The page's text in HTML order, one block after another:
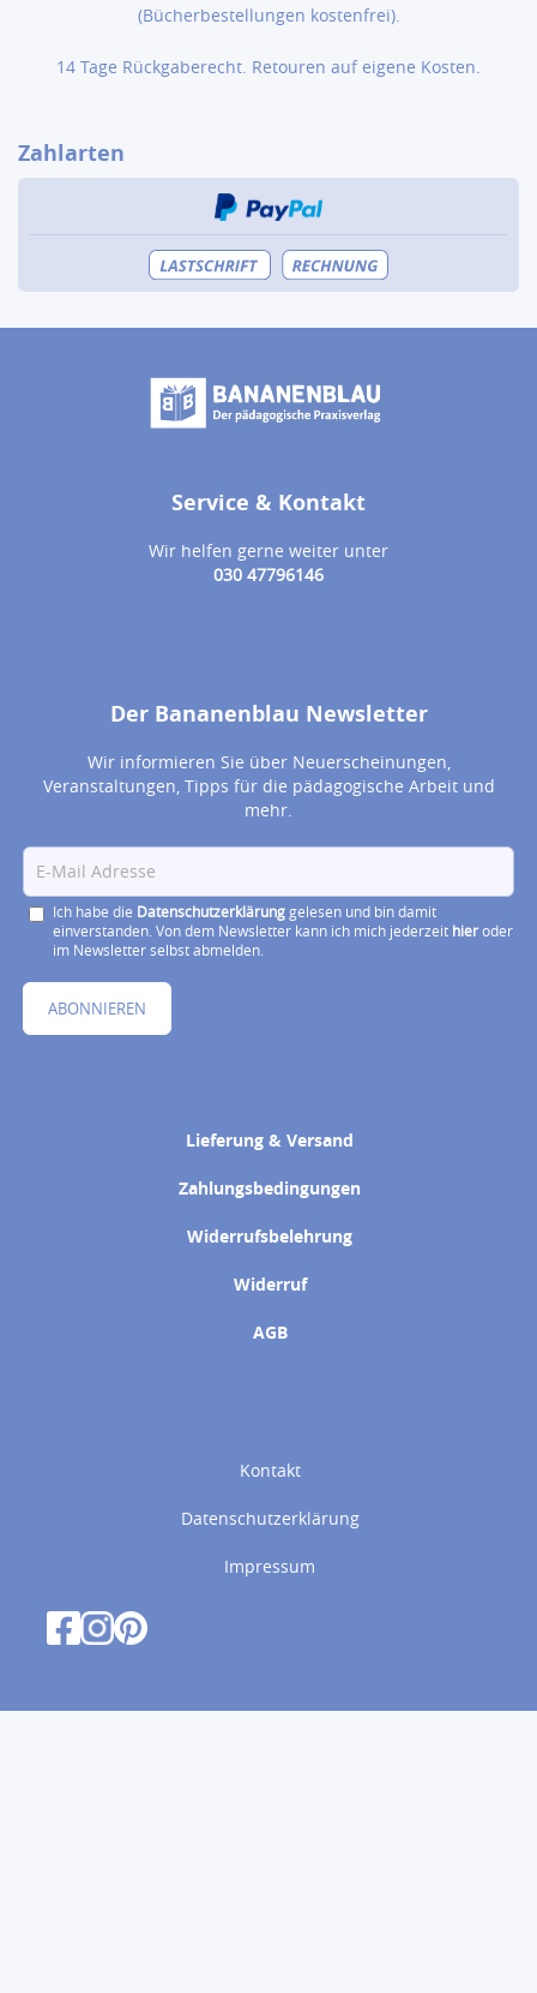
(Bücher­bestellungen kostenfrei).
14 Tage Rückgaberecht. Retouren auf eigene Kosten.
Zahlarten
Service & Kontakt
Wir helfen gerne weiter unter
030 47796146
Der Bananenblau Newsletter
Wir informieren Sie über Neuerscheinungen,
Veranstaltungen, Tipps für die pädagogische Arbeit und
mehr.
Ich habe die Datenschutzerklärunggelesen und bin damit
einverstanden. Von dem Newsletter kann ich mich jederzeit hieroder
im Newsletter selbst abmelden.
ABONNIEREN
Lieferung & Versand
Zahlungsbedingungen
Widerrufsbelehrung
Widerruf
AGB
Kontakt
Datenschutzerklärung
Impressum